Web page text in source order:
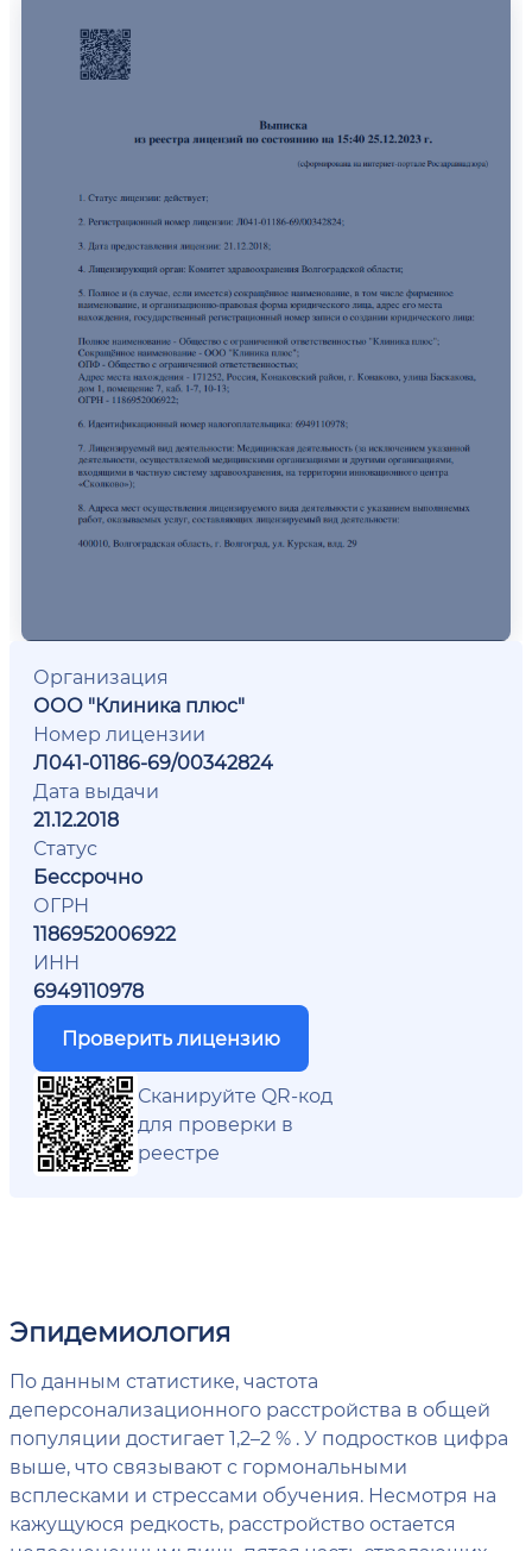
Организация
ООО "Клиника плюс"
Номер лицензии
Л041-01186-69/00342824
Дата выдачи
21.12.2018
Статус
Бессрочно
ОГРН
1186952006922
ИНН
6949110978
Проверить лицензию
Сканируйте QR-код
для проверки в
реестре
Эпидемиология
По данным статистике, частота
деперсонализационного расстройства в общей
популяции достигает 1,2–2 % . У подростков цифра
выше, что связывают с гормональными
всплесками и стрессами обучения. Несмотря на
кажущуюся редкость, расстройство остается